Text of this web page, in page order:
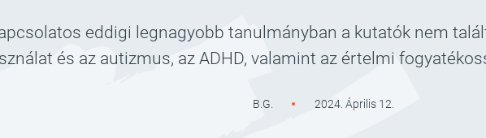
eddigi legnagyobb tanulmányban a kutatók nem
és az autizmus, az ADHD, valamint az értelmi
B.G. 2024. Április 12.